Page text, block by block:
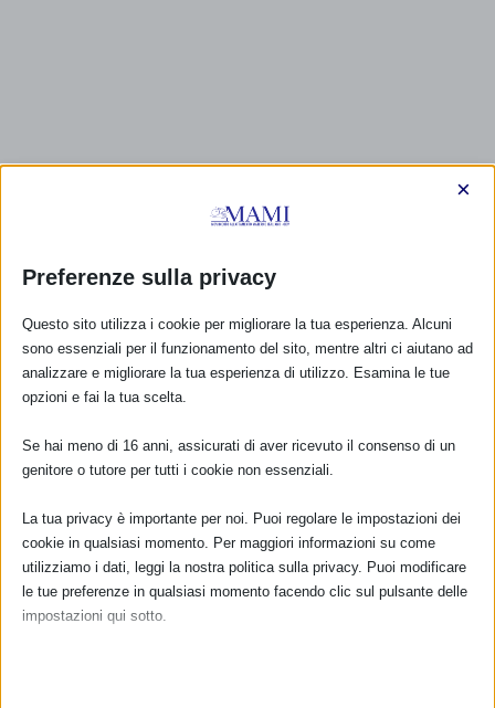
CALENDARIO EVENTI
Non ci sono eventi
TUTTI GLI EVENTI
Preferenze sulla privacy
×
Questo sito utilizza i cookie per migliorare la tua esperienza. Alcuni
sono essenziali per il funzionamento del sito, mentre altri ci aiutano ad
analizzare e migliorare la tua esperienza di utilizzo. Esamina le tue
opzioni e fai la tua scelta.
Se hai meno di 16 anni, assicurati di aver ricevuto il consenso di un
genitore o tutore per tutti i cookie non essenziali.
La tua privacy è importante per noi. Puoi regolare le impostazioni dei
cookie in qualsiasi momento. Per maggiori informazioni su come
utilizziamo i dati, leggi la nostra politica sulla privacy. Puoi modificare
le tue preferenze in qualsiasi momento facendo clic sul pulsante delle
impostazioni qui sotto.